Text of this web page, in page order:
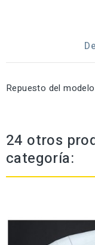
Repuesto del
24 otros
categoría: